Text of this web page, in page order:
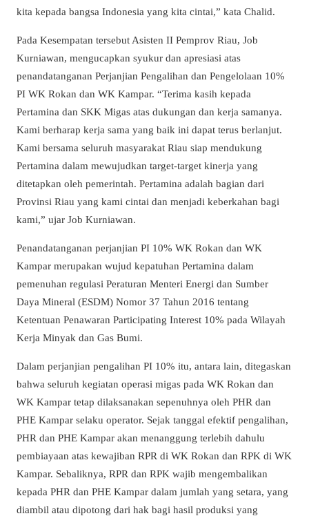
kita kepada bangsa Indonesia yang kita cintai,” kata Chalid.
Pada Kesempatan tersebut Asisten II Pemprov Riau, Job
Kurniawan, mengucapkan syukur dan apresiasi atas
penandatanganan Perjanjian Pengalihan dan Pengelolaan 10%
PI WK Rokan dan WK Kampar. “Terima kasih kepada
Pertamina dan SKK Migas atas dukungan dan kerja samanya.
Kami berharap kerja sama yang baik ini dapat terus berlanjut.
Kami bersama seluruh masyarakat Riau siap mendukung
Pertamina dalam mewujudkan target-target kinerja yang
ditetapkan oleh pemerintah. Pertamina adalah bagian dari
Provinsi Riau yang kami cintai dan menjadi keberkahan bagi
kami,” ujar Job Kurniawan.
Penandatanganan perjanjian PI 10% WK Rokan dan WK
Kampar merupakan wujud kepatuhan Pertamina dalam
pemenuhan regulasi Peraturan Menteri Energi dan Sumber
Daya Mineral (ESDM) Nomor 37 Tahun 2016 tentang
Ketentuan Penawaran Participating Interest 10% pada Wilayah
Kerja Minyak dan Gas Bumi.
Dalam perjanjian pengalihan PI 10% itu, antara lain, ditegaskan
bahwa seluruh kegiatan operasi migas pada WK Rokan dan
WK Kampar tetap dilaksanakan sepenuhnya oleh PHR dan
PHE Kampar selaku operator. Sejak tanggal efektif pengalihan,
PHR dan PHE Kampar akan menanggung terlebih dahulu
pembiayaan atas kewajiban RPR di WK Rokan dan RPK di WK
Kampar. Sebaliknya, RPR dan RPK wajib mengembalikan
kepada PHR dan PHE Kampar dalam jumlah yang setara, yang
diambil atau dipotong dari hak bagi hasil produksi yang